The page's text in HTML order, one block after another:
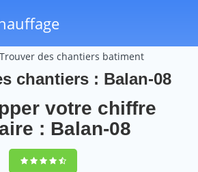
Trouver des chantiers batiment
chantiers : Balan-08
votre chiffre
: Balan-08